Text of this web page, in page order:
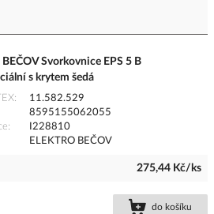
BEČOV Svorkovnice EPS 5 B
s krytem šedá
11.582.529
8595155062055
I228810
ELEKTRO BEČOV
275,44 Kč/ks
do košíku